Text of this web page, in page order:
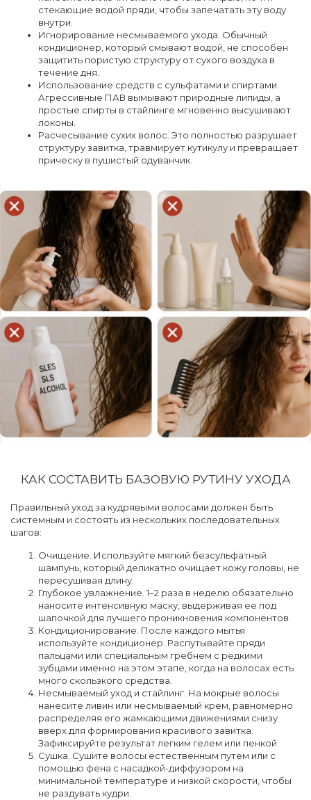
стекающие водой пряди, чтобы запечатать эту воду
внутри.
Игнорирование несмываемого ухода. Обычный
кондиционер, который смывают водой, не способен
защитить пористую структуру от сухого воздуха в
течение дня.
Использование средств с сульфатами и спиртами.
Агрессивные ПАВ вымывают природные липиды, а
простые спирты в стайлинге мгновенно высушивают
локоны.
Расчесывание сухих волос. Это полностью разрушает
структуру завитка, травмирует кутикулу и превращает
прическу в пушистый одуванчик.
КАК СОСТАВИТЬ БАЗОВУЮ РУТИНУ УХОДА
Правильный уход за кудрявыми волосами должен быть
системным и состоять из нескольких последовательных
шагов:
Очищение. Используйте мягкий безсульфатный
шампунь, который деликатно очищает кожу головы, не
пересушивая длину.
Глубокое увлажнение. 1–2 раза в неделю обязательно
наносите интенсивную маску, выдерживая ее под
шапочкой для лучшего проникновения компонентов.
Кондиционирование. После каждого мытья
используйте кондиционер. Распутывайте пряди
пальцами или специальным гребнем с редкими
зубцами именно на этом этапе, когда на волосах есть
много скользкого средства.
Несмываемый уход и стайлинг. На мокрые волосы
нанесите ливин или несмываемый крем, равномерно
распределяя его жамкающими движениями снизу
вверх для формирования красивого завитка.
Зафиксируйте результат легким гелем или пенкой.
Сушка. Сушите волосы естественным путем или с
помощью фена с насадкой-диффузором на
минимальной температуре и низкой скорости, чтобы
не раздувать кудри.